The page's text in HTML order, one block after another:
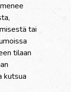
tai
tilaan
kutsua